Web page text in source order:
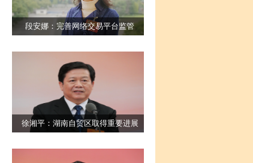
段安娜：完善网络交易平台监管
徐湘平：湖南自贸区取得重要进展